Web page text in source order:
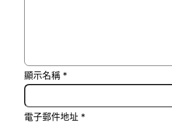
顯示名稱 *
電子郵件地址 *